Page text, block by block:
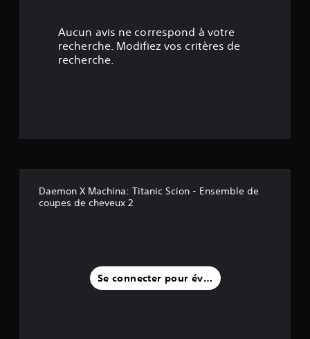
Aucun avis ne correspond à votre
recherche. Modifiez vos critères de
recherche.
Daemon X Machina: Titanic Scion - Ensemble de
coupes de cheveux 2
Se connecter pour évaluer